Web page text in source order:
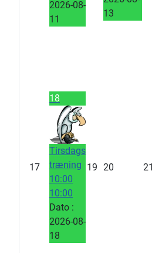
2026-08-
11
13
17
18
Tirsdags
træning
10:00
10:00
Dato :
2026-08-
18
19 20 21